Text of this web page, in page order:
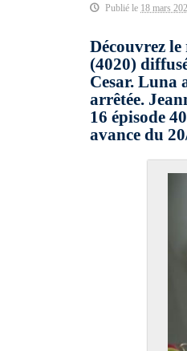
Publié le 18 mars
Découvrez
(4020)
Cesar. Luna
arrêtée.
16 épisode
avance du